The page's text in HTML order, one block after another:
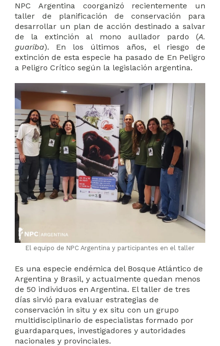
NPC Argentina coorganizó recientemente un
taller de planificación de conservación para
desarrollar un plan de acción destinado a salvar
de la extinción al mono aullador pardo (A.
guariba). En los últimos años, el riesgo de
extinción de esta especie ha pasado de En Peligro
a Peligro Crítico según la legislación argentina.
El equipo de NPC Argentina y participantes en el taller
Es una especie endémica del Bosque Atlántico de
Argentina y Brasil, y actualmente quedan menos
de 50 individuos en Argentina. El taller de tres
días sirvió para evaluar estrategias de
conservación in situ y ex situ con un grupo
multidisciplinario de especialistas formado por
guardaparques, investigadores y autoridades
nacionales y provinciales.